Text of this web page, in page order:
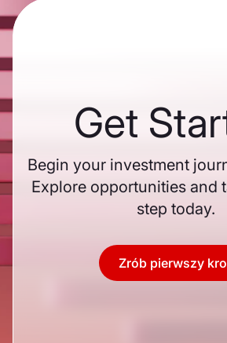
Get
Begin your investment
Explore opportunities and
step today.
Zrób pierwszy